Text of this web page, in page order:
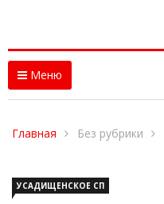
Меню
Главная Без рубрики
УСАДИЩЕНСКОЕ СП